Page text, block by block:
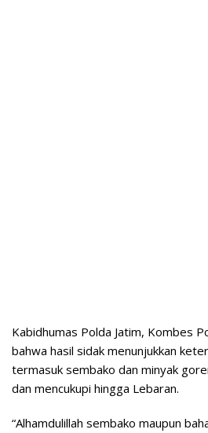
Kabidhumas Polda Jatim, Kombes
bahwa hasil sidak menunjukkan
termasuk sembako dan minyak
dan mencukupi hingga Lebaran.
“Alhamdulillah sembako maupun